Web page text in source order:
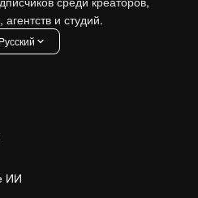
и студий.
Pусский
ИИ